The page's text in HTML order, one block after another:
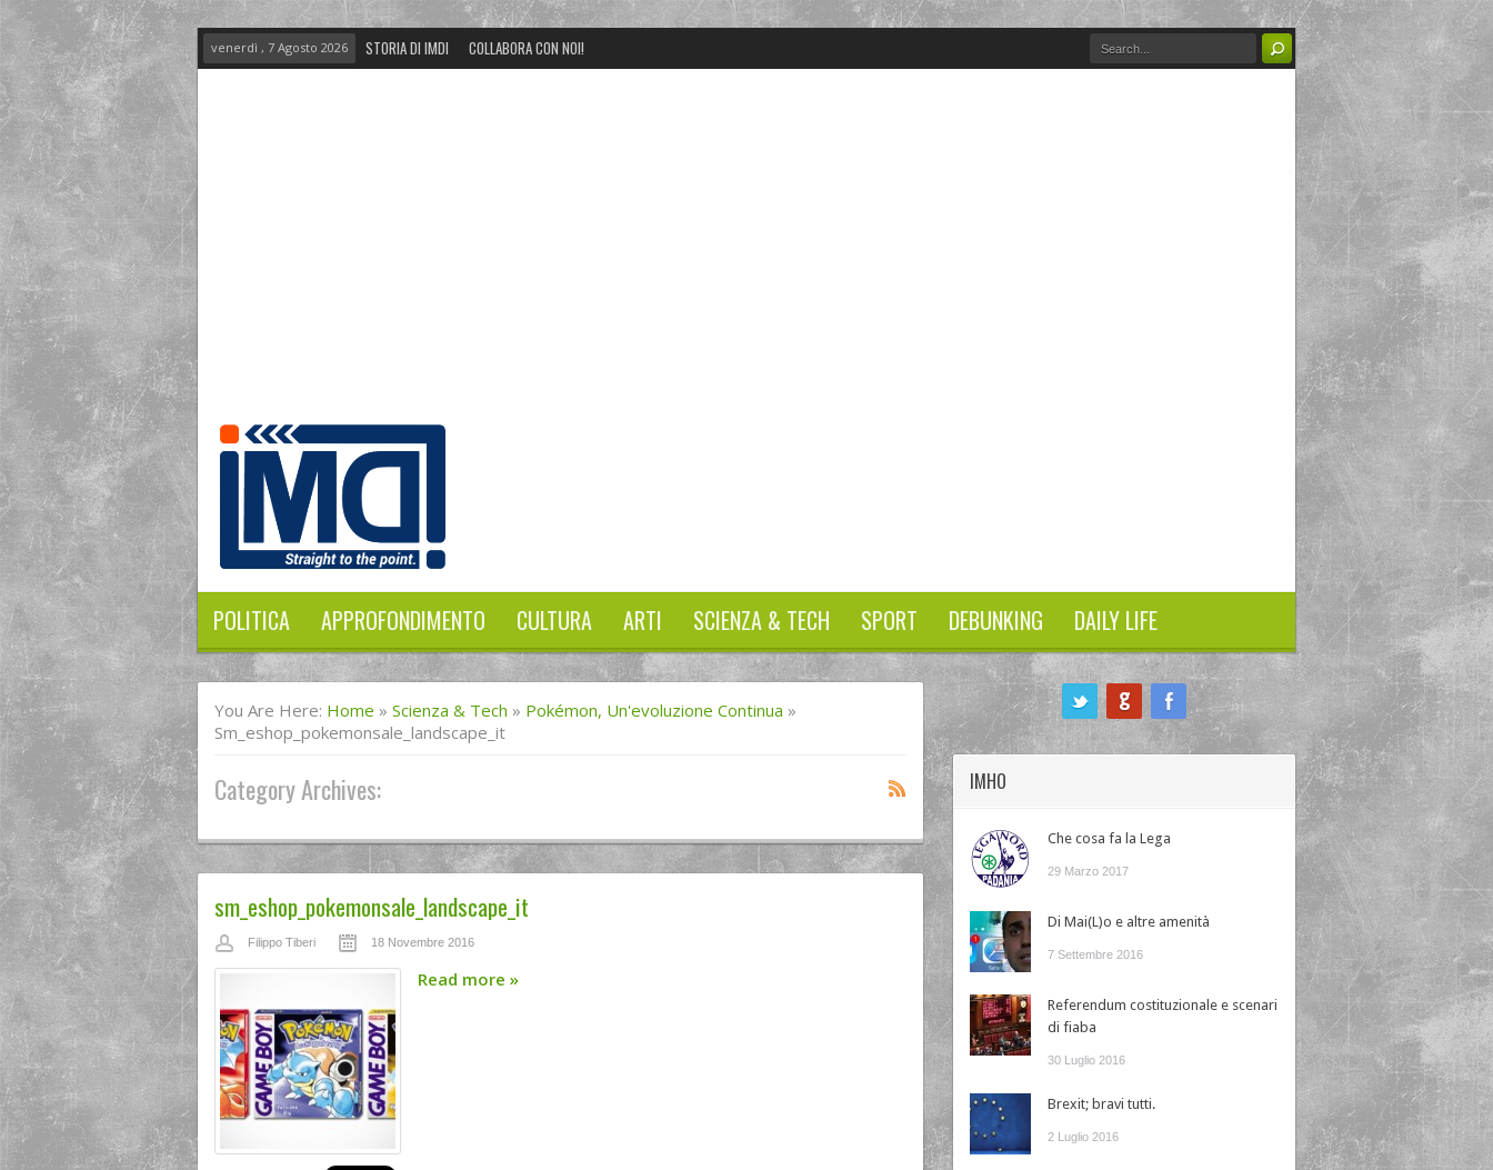
venerdì , 7 Agosto 2026 STORIA DI IMDI COLLABORA CON NOI!
POLITICA APPROFONDIMENTO CULTURA ARTI SCIENZA & TECH SPORT DEBUNKING DAILY LIFE
You Are Here: Home » Scienza & Tech » Pokémon, Un'evoluzione Continua »
Sm_eshop_pokemonsale_landscape_it
Category Archives:
sm_eshop_pokemonsale_landscape_it
Filippo Tiberi 18 Novembre 2016
Read more »
IMHO
Che cosa fa la Lega
29 Marzo 2017
Di Mai(L)o e altre amenità
7 Settembre 2016
Referendum costituzionale e scenari
di fiaba
30 Luglio 2016
Brexit; bravi tutti.
2 Luglio 2016